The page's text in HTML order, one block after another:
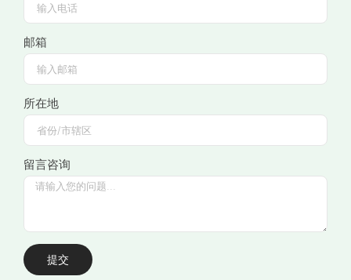
邮箱
所在地
留言咨询
提交